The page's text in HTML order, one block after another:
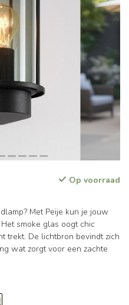
Op voorraad
Met Peije kun je jouw
smoke glas oogt chic
trekt. De lichtbron bevindt zich
wat zorgt voor een zachte